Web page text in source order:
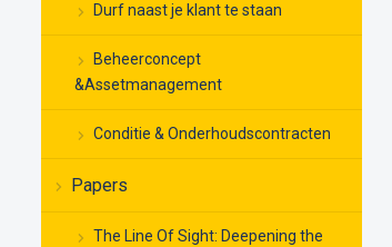
Durf naast je klant te staan
Beheerconcept
&Assetmanagement
Conditie & Onderhoudscontracten
Papers
The Line Of Sight: Deepening the